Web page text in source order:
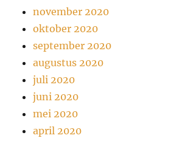
november 2020
oktober 2020
september 2020
augustus 2020
juli 2020
juni 2020
mei 2020
april 2020